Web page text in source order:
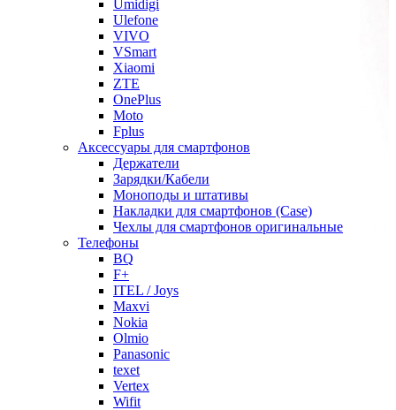
Umidigi
Ulefone
VIVO
VSmart
Xiaomi
ZTE
OnePlus
Moto
Fplus
Аксессуары для смартфонов
Держатели
Зарядки/Кабели
Моноподы и штативы
Накладки для смартфонов (Case)
Чехлы для смартфонов оригинальные
Телефоны
BQ
F+
ITEL / Joys
Maxvi
Nokia
Olmio
Panasonic
texet
Vertex
Wifit